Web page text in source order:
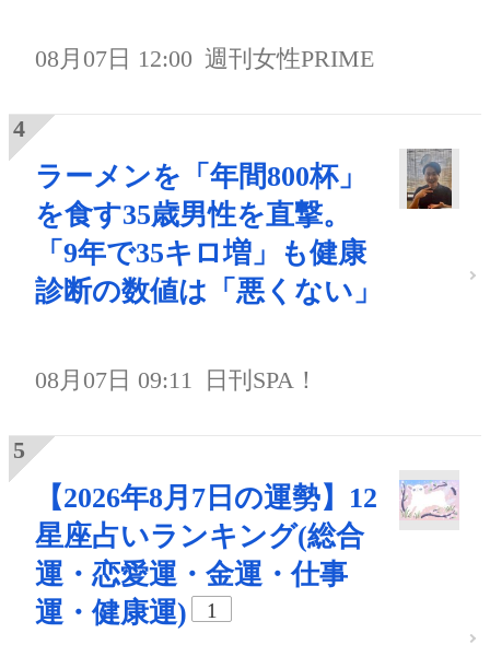
08月07日 12:00 週刊女性PRIME
ラーメンを「年間800杯」
を食す35歳男性を直撃。
「9年で35キロ増」も健康
診断の数値は「悪くない」
08月07日 09:11 日刊SPA！
【2026年8月7日の運勢】12
星座占いランキング(総合
運・恋愛運・金運・仕事
運・健康運)
1